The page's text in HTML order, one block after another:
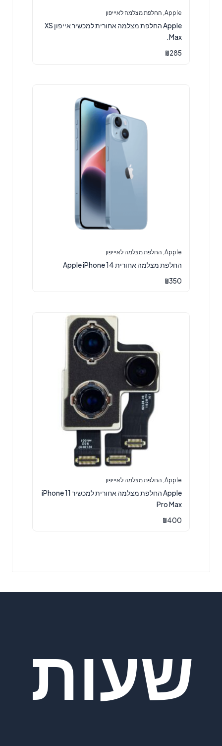
Apple החלפת מצלמה לאיייפון
Apple החלפת מצלמה אחורית למכשיר אייפון XS
Max.
₪285
Apple החלפת מצלמה לאיייפון
החלפת מצלמה אחורית Apple iPhone 14
₪350
Apple החלפת מצלמה לאיייפון
Apple החלפת מצלמה אחורית למכשיר iPhone 11
Pro Max
₪400
שעות